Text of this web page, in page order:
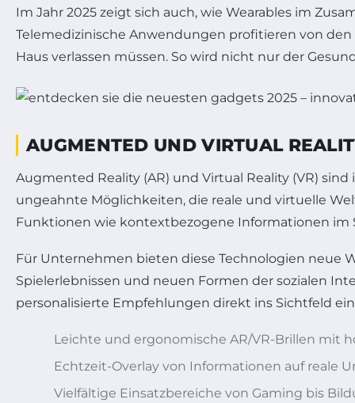
Im Jahr 2025 zeigt sich auch, wie Wearables im
Telemedizinische Anwendungen profitieren von den
Haus verlassen müssen. So wird nicht nur der
AUGMENTED UND VIRTUAL
Augmented Reality (AR) und Virtual Reality (VR)
ungeahnte Möglichkeiten, die reale und virtuelle
Funktionen wie kontextbezogene Informationen
Für Unternehmen bieten diese Technologien neue
Spielerlebnissen und neuen Formen der sozialen
personalisierte Empfehlungen direkt ins Sichtfeld
Leichte und ergonomische AR/VR-Brillen mit
Echtzeit-Overlay von Informationen auf reale
Vielfältige Einsatzbereiche von Gaming bis